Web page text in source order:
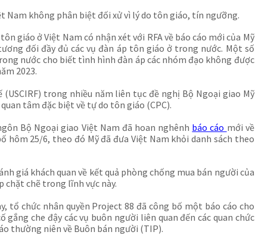
Nam không phân biệt đối xử vì lý do tôn giáo, tín ngưỡng.
giáo ở Việt Nam có nhận xét với RFA về báo cáo mới của Mỹ
đối đầy đủ các vụ đàn áp tôn giáo ở trong nước. Một số
nước cho biết tình hình đàn áp các nhóm đạo không được
2023.
trong nhiều năm liên tục đề nghị Bộ Ngoại giao Mỹ
tâm đặc biệt về tự do tôn giáo (CPC).
Bộ Ngoại giao Việt Nam đã hoan nghênh báo cáo mới về
hôm 25/6, theo đó Mỹ đã đưa Việt Nam khỏi danh sách theo
giá khách quan về kết quả phòng chống mua bán người của
chặt chẽ trong lĩnh vực này.
tổ chức nhân quyền Project 88 đã công bố một báo cáo cho
che đậy các vụ buôn người liên quan đến các quan chức
thường niên về Buôn bán người (TIP).